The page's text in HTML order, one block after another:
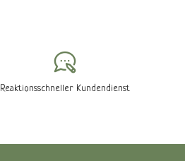
Reaktionsschneller Kundendienst